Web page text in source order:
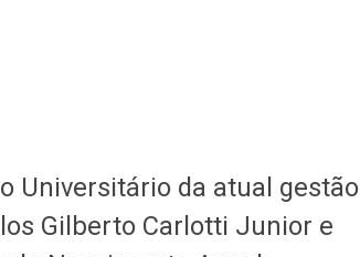
Universitário da atual gestão
Gilberto Carlotti Junior e